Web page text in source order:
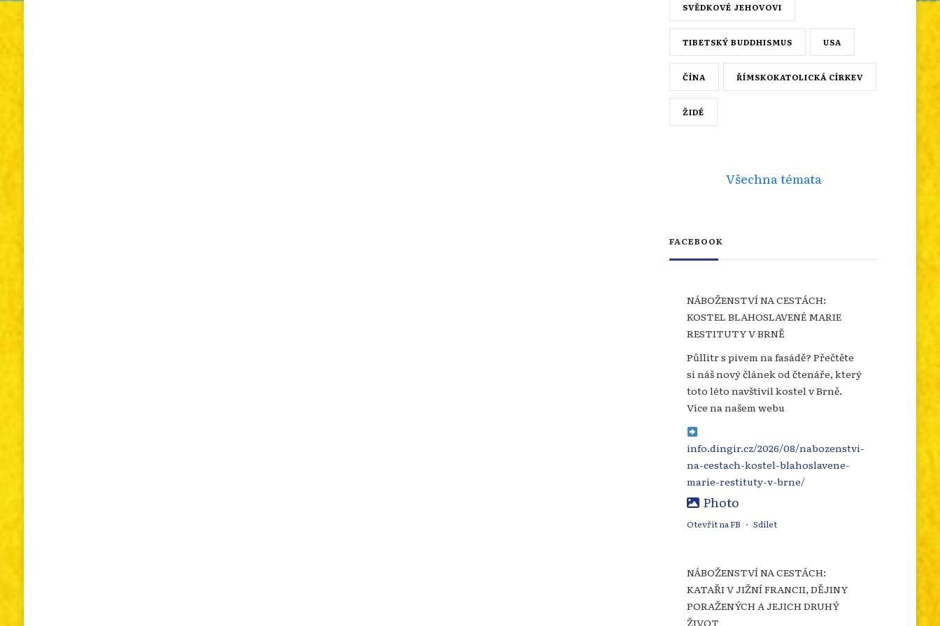
SVĚDKOVÉ JEHOVOVI
TIBETSKÝ BUDDHISMUS USA
ČÍNA ŘÍMSKOKATOLICKÁ CÍRKEV
ŽIDÉ
Všechna témata
FACEBOOK
NÁBOŽENSTVÍ NA CESTÁCH:
KOSTEL BLAHOSLAVENÉ MARIE
RESTITUTY V BRNĚ
Půllitr s pivem na fasádě? Přečtěte
si náš nový článek od čtenáře, který
toto léto navštívil kostel v Brně.
Více na našem webu
info.dingir.cz/2026/08/nabozenstvi-
na-cestach-kostel-blahoslavene-
marie-restituty-v-brne/
Photo
Otevřít na FB · Sdílet
NÁBOŽENSTVÍ NA CESTÁCH:
KATAŘI V JIŽNÍ FRANCII, DĚJINY
PORAŽENÝCH A JEJICH DRUHÝ
ŽIVOT